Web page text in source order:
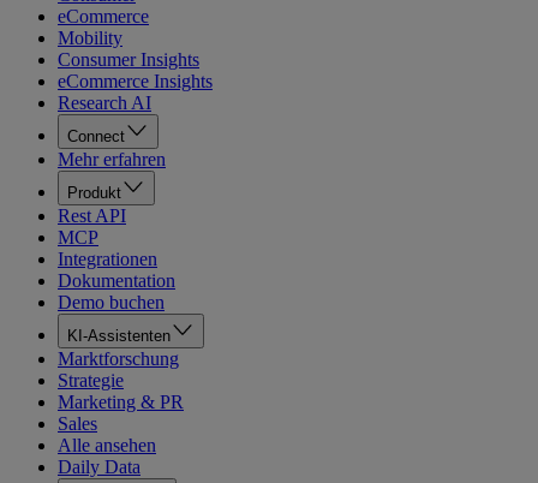
eCommerce
Mobility
Consumer Insights
eCommerce Insights
Research AI
Connect
Mehr erfahren
Produkt
Rest API
MCP
Integrationen
Dokumentation
Demo buchen
KI-Assistenten
Marktforschung
Strategie
Marketing & PR
Sales
Alle ansehen
Daily Data